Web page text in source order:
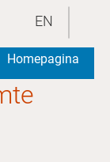
EN
Homepagina